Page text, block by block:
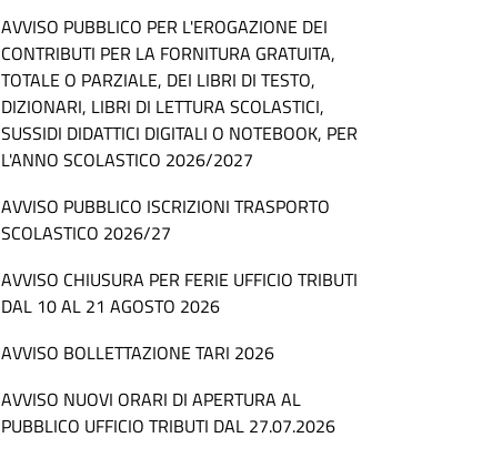
AVVISO PUBBLICO PER L'EROGAZIONE DEI
CONTRIBUTI PER LA FORNITURA GRATUITA,
TOTALE O PARZIALE, DEI LIBRI DI TESTO,
DIZIONARI, LIBRI DI LETTURA SCOLASTICI,
SUSSIDI DIDATTICI DIGITALI O NOTEBOOK, PER
L'ANNO SCOLASTICO 2026/2027
AVVISO PUBBLICO ISCRIZIONI TRASPORTO
SCOLASTICO 2026/27
AVVISO CHIUSURA PER FERIE UFFICIO TRIBUTI
DAL 10 AL 21 AGOSTO 2026
AVVISO BOLLETTAZIONE TARI 2026
AVVISO NUOVI ORARI DI APERTURA AL
PUBBLICO UFFICIO TRIBUTI DAL 27.07.2026